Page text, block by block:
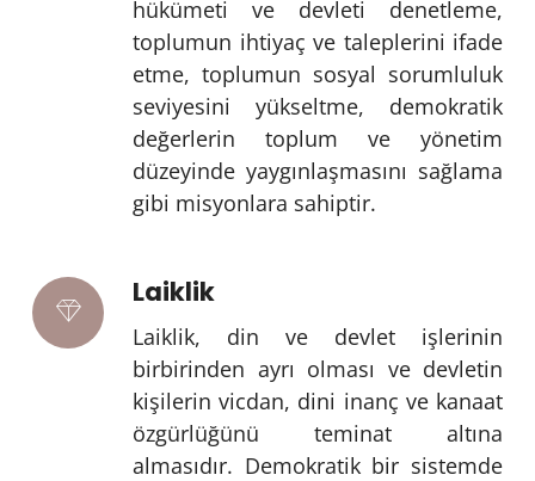
hükümeti ve devleti denetleme,
toplumun ihtiyaç ve taleplerini ifade
etme, toplumun sosyal sorumluluk
seviyesini yükseltme, demokratik
değerlerin toplum ve yönetim
düzeyinde yaygınlaşmasını sağlama
gibi misyonlara sahiptir.
Laiklik
Laiklik, din ve devlet işlerinin
birbirinden ayrı olması ve devletin
kişilerin vicdan, dini inanç ve kanaat
özgürlüğünü teminat altına
almasıdır. Demokratik bir sistemde